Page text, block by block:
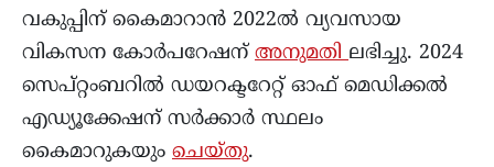
വകുപ്പിന് കൈമാറാൻ 2022ൽ വ്യവസായ
വികസന കോർപറേഷന് അനുമതി ലഭിച്ചു. 2024
സെപ്റ്റംബറിൽ ഡയറക്ടറേറ്റ് ഓഫ് മെഡിക്കൽ
എഡ്യൂക്കേഷന് സർക്കാർ സ്ഥലം
കൈമാറുകയും ചെയ്തു.